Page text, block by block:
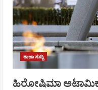
ತಾಜಾ ಸುದ್ದಿ
ಹಿರೋಷಿಮಾ